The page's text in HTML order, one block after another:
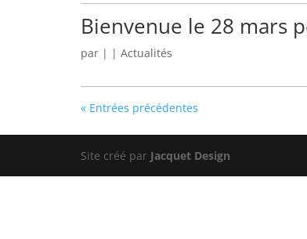
Bienvenue le 28 mars
par | | Actualités
« Entrées précédentes
Site créé par Jacquet Design